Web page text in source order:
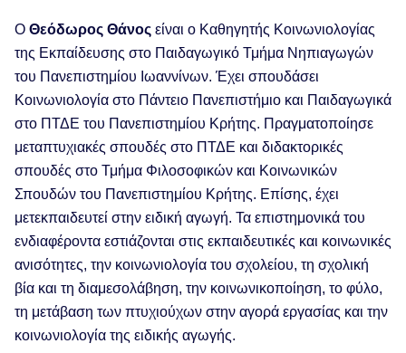
Ο Θεόδωρος Θάνος είναι ο Καθηγητής Κοινωνιολογίας
της Εκπαίδευσης στο Παιδαγωγικό Τμήμα Νηπιαγωγών
του Πανεπιστημίου Ιωαννίνων. Έχει σπουδάσει
Κοινωνιολογία στο Πάντειο Πανεπιστήμιο και Παιδαγωγικά
στο ΠΤΔΕ του Πανεπιστημίου Κρήτης. Πραγματοποίησε
μεταπτυχιακές σπουδές στο ΠΤΔΕ και διδακτορικές
σπουδές στο Τμήμα Φιλοσοφικών και Κοινωνικών
Σπουδών του Πανεπιστημίου Κρήτης. Επίσης, έχει
μετεκπαιδευτεί στην ειδική αγωγή. Τα επιστημονικά του
ενδιαφέροντα εστιάζονται στις εκπαιδευτικές και κοινωνικές
ανισότητες, την κοινωνιολογία του σχολείου, τη σχολική
βία και τη διαμεσολάβηση, την κοινωνικοποίηση, το φύλο,
τη μετάβαση των πτυχιούχων στην αγορά εργασίας και την
κοινωνιολογία της ειδικής αγωγής.